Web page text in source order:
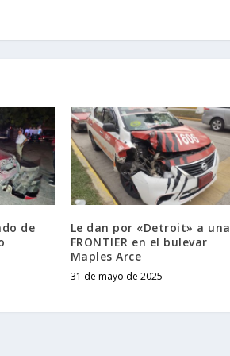
de
Le dan por «Detroit» a una
FRONTIER en el bulevar
Maples Arce
31 de mayo de 2025